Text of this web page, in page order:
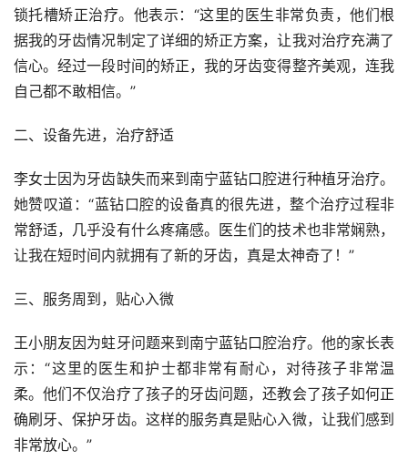
锁托槽矫正治疗。他表示：“这里的医生非常负责，他们根
据我的牙齿情况制定了详细的矫正方案，让我对治疗充满了
信心。经过一段时间的矫正，我的牙齿变得整齐美观，连我
自己都不敢相信。”
二、设备先进，治疗舒适
李女士因为牙齿缺失而来到南宁蓝钻口腔进行种植牙治疗。
她赞叹道：“蓝钻口腔的设备真的很先进，整个治疗过程非
常舒适，几乎没有什么疼痛感。医生们的技术也非常娴熟，
让我在短时间内就拥有了新的牙齿，真是太神奇了！”
三、服务周到，贴心入微
王小朋友因为蛀牙问题来到南宁蓝钻口腔治疗。他的家长表
示：“这里的医生和护士都非常有耐心，对待孩子非常温
柔。他们不仅治疗了孩子的牙齿问题，还教会了孩子如何正
确刷牙、保护牙齿。这样的服务真是贴心入微，让我们感到
非常放心。”